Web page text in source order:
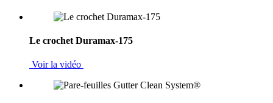
Le crochet Duramax-175
Voir la vidéo